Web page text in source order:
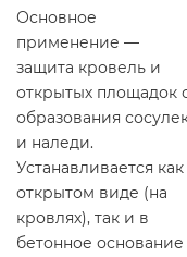
Основное
применение —
защита кровель и
открытых площадок
образования
и наледи.
Устанавливается как
открытом виде (на
кровлях), так и в
бетонное